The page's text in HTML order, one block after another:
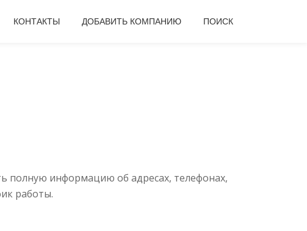
КОНТАКТЫ ДОБАВИТЬ КОМПАНИЮ ПОИСК
полную информацию об адресах, телефонах,
работы.